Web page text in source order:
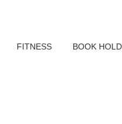
FITNESS BOOK HOLD